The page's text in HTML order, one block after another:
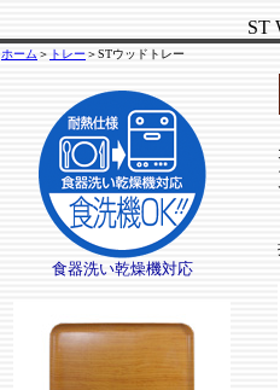
ST
ホーム ＞ トレー＞STウッドトレー
食器洗い乾燥機対応